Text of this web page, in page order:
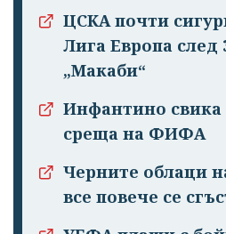
ЦСКА почти
Лига Европа след
„Макаби“
Инфантино свика
среща на ФИФА
Черните облаци
все повече се